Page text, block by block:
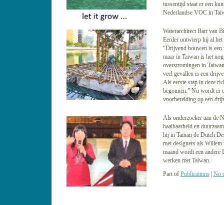
tussentijd staat er een
Nederlandse VOC in
Waterarchitect Bart van
Eerder ontwierp hij al
“Drijvend bouwen is een
maar in Taiwan is het
overstromingen in
veel gevallen is een
Als eerste stap in deze
begonnen.” Nu wordt er
voorbereiding op een
Als onderzoeker aan de
haalbaarheid en
hij in Tainan de Dutch
met designers als
maand wordt een andere
werken met Taiwan.
Part of Publications| No